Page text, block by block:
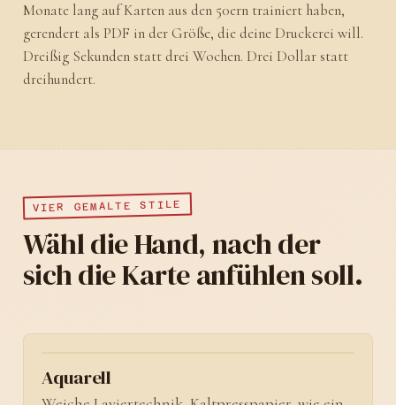
Monate lang auf Karten aus den 50ern trainiert haben,
gerendert als PDF in der Größe, die deine Druckerei will.
Dreißig Sekunden statt drei Wochen. Drei Dollar statt
dreihundert.
VIER GEMALTE STILE
Wähl die Hand, nach der
sich die Karte anfühlen soll.
Aquarell